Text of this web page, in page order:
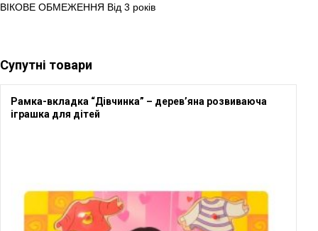
ВІКОВЕ ОБМЕЖЕННЯ Від 3 років
Супутні товари
Рамка-вкладка “Дівчинка” – дерев’яна розвиваюча
іграшка для дітей